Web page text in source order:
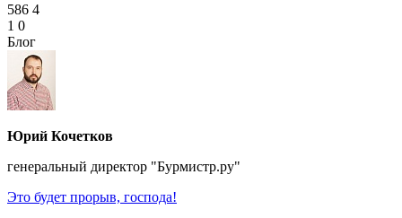
586 4
1 0
Блог
Юрий Кочетков
генеральный директор "Бурмистр.ру"
Это будет прорыв, господа!